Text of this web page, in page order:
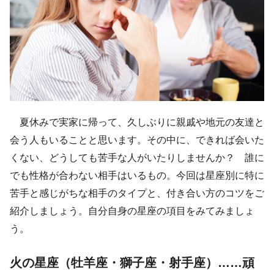
夏休みで実家に帰って、久しぶりに親戚や地元の友達と
会う人もいることと思います。その中に、できれば会いた
くない、どうしても苦手な人がいたりしませんか？ 誰に
でも性格が合わない相手はいるもの。今回は星座別に特に
苦手と感じがちな相手のタイプと、付き合い方のコツをご
紹介しましょう。自分自身の星座の項目をみてみましょ
う。
火の星座（牡羊座・獅子座・射手座）……頑